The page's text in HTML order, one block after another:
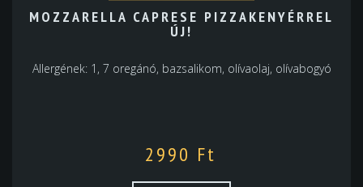
MOZZARELLA CAPRESE PIZZAKENYÉRREL
ÚJ!
Allergének: 1, 7 oregánó, bazsalikom, olívaolaj, olívabogyó
2990 Ft